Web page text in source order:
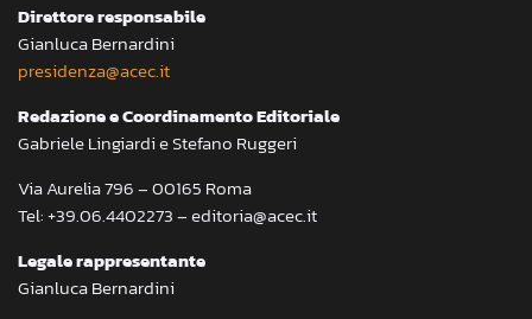
Direttore responsabile
Gianluca Bernardini
presidenza@acec.it
Redazione e Coordinamento Editoriale
Gabriele Lingiardi e Stefano Ruggeri
Via Aurelia 796 – 00165 Roma
Tel: +39.06.4402273 – editoria@acec.it
Legale rappresentante
Gianluca Bernardini